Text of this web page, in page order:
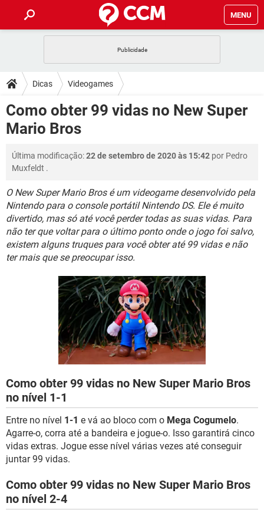
MENU
CELULAR
OUTLOOK EXCEL
INSTAGRAM
DICAS
JOGOS
CELULAR FACEBOOK
INSTAGRAM GMAIL
DOWNLOADS
JOGOS
OUTLOOK
INSTAGRAM GMAIL
GUIA DE COMPRAS
FÓRUM
JOGOS WHATSAPP
OUTLOOK EXCEL
INSTAGRAM GMAIL
GUIA DE COMPRAS
GLOSSÁRIO
JOGOS WHATSAPP
CELULAR FACEBOOK
OUTLOOK EXCEL
INSTAGRAM GMAIL
Dicas Videogames
Como obter 99 vidas no New Super
Mario Bros
Última modificação:22 de setembro de 2020 às 15:42 por Pedro
Muxfeldt .
O New Super Mario Bros é um videogame desenvolvido pela
Nintendo para o console portátil Nintendo DS. Ele é muito
divertido, mas só até você perder todas as suas vidas. Para
não ter que voltar para o último ponto onde o jogo foi salvo,
existem alguns truques para você obter até 99 vidas e não
ter mais que se preocupar isso.
Como obter 99 vidas no New Super Mario Bros
no nível 1-1
Entre no nível 1-1 e vá ao bloco com o Mega Cogumelo.
Agarre-o, corra até a bandeira e jogue-o. Isso garantirá cinco
vidas extras. Jogue esse nível várias vezes até conseguir
juntar 99 vidas.
Como obter 99 vidas no New Super Mario Bros
no nível 2-4